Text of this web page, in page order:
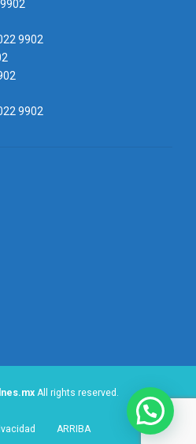
9902
9902
All rights reserved.
ARRIBA